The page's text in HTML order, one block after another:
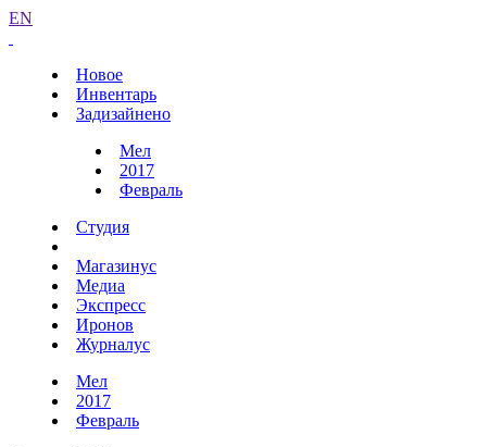
EN
Новое
Инвентарь
Задизайнено
Мел
2017
Февраль
Студия
Магазинус
Медиа
Экспресс
Иронов
Журналус
Мел
2017
Февраль